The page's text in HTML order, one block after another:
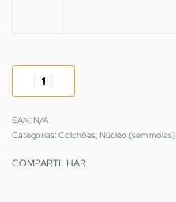
EAN: N/A
Categorias: Colchões Núcleo (sem molas)
COMPARTILHAR